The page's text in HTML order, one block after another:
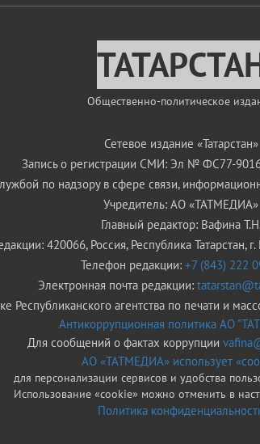
Общественно-политическое
Сетевое издание «Татарстан»
Запись о регистрации СМИ: Эл № ФС77-
по надзору в сфере связи,
Учредитель: АО «ТАТМЕДИА»
Главный редактор: Вафина
420066, Россия, Республика Татарстан,
Телефон редакции: +7 (843) 222
Электронная почта редакции:
Республиканского агентства по печати и
Антикоррупционная политика АО
Для сообщений о фактах коррупции
АО «ТАТМЕДИА» использует
для персонализации сервисов и удобства
Использование «cookie» можно отменить в
Политика